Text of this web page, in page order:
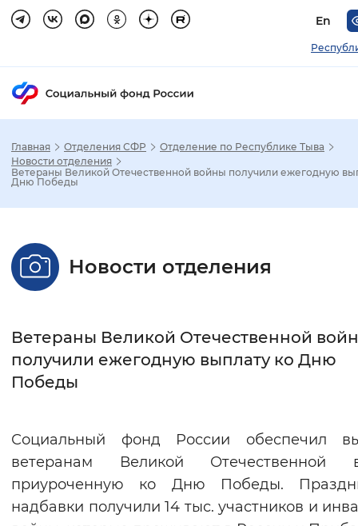
En
Стандартный Увеличенный
Без засечек С засечками
Цвет сайта
Монохромный Инверсивный
Главная Отделения СФР
Отделение по Республике Тыва
Новости отделения
Ветераны Великой Отечественной войны получили ежегодную
Дню Победы
Новости отделения
Ветераны Великой Отечественной
получили ежегодную выплату ко Дню
Победы
Социальный фонд России обеспечил
ветеранам Великой Отечественной
приуроченную ко Дню Победы.
надбавки получили 14 тыс. участников и